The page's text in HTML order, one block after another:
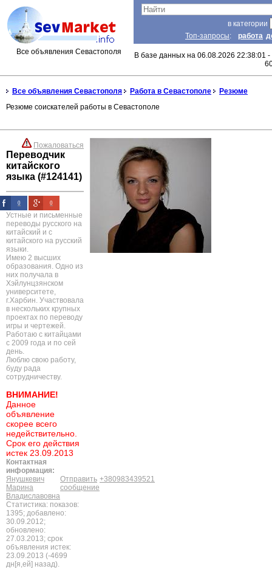
Все объявления Севастополя
в категории
Топ-запросы: работа
В базе данных на 06.08.2026 22:38:01
Все объявления Севастополя Работа в Севастополе
Резюме
Резюме соискателей работы в Севастополе
Пожаловаться
Переводчик
китайского
языка (#124141)
0 0
Устные и письменные
переводы русского на
китайский и с
китайского на русский
языки.
Имею 2 высших
образования. Одно из
них получала в
Хэйлунцзянском
университете,
г.Харбин. Участвовала
в нескольких крупных
проектах по переводу
игры и чертежей.
Работаю с китайцами
с 2009 года и по сей
день.
Люблю свою работу,
буду рада
сотрудничеству.
ВНИМАНИЕ!
Данное
объявление
скорее всего
недействительно.
Срок его действия
истек 23.09.2013
Контактная
информация:
Янушкевич
Марина
Владиславовна
Отправить
сообщение
+380983439521
Статистика: показов:
1395; добавлено:
30.09.2012;
обновлено:
27.03.2013; срок
объявления истек:
23.09.2013 (-4699
дн[я,ей] назад).